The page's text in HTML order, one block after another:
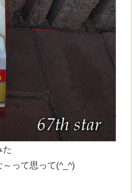
た
って思って(^_^)